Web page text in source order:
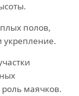
полов,
укрепление.
маячков.